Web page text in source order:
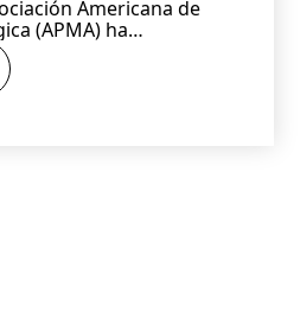
Americana de
(APMA) ha